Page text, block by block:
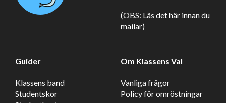
(OBS: Läs det här innan du
mailar)
Guider
Klassens band
Studentskor
Om Klassens Val
Vanliga frågor
Policy för omröstningar